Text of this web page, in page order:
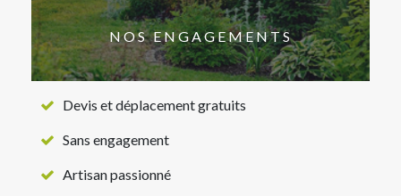
NOS ENGAGEMENTS
Devis et déplacement gratuits
Sans engagement
Artisan passionné